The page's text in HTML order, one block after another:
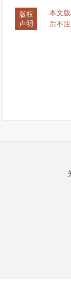
版权
声明
本文
后不